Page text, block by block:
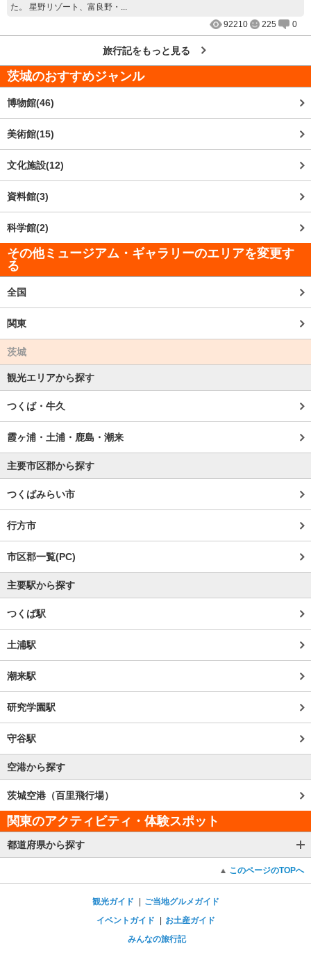
た。 星野リゾート、富良野・...
92210
225 0
旅行記をもっと見る
茨城のおすすめジャンル
博物館(46)
美術館(15)
文化施設(12)
資料館(3)
科学館(2)
その他ミュージアム・ギャラリーのエリアを変更す
る
全国
関東
茨城
観光エリアから探す
つくば・牛久
霞ヶ浦・土浦・鹿島・潮来
主要市区郡から探す
つくばみらい市
行方市
市区郡一覧(PC)
主要駅から探す
つくば駅
土浦駅
潮来駅
研究学園駅
守谷駅
空港から探す
茨城空港（百里飛行場）
関東のアクティビティ・体験スポット
都道府県から探す
このページのTOPへ
観光ガイド
ご当地グルメガイド
イベントガイド
お土産ガイド
みんなの旅行記